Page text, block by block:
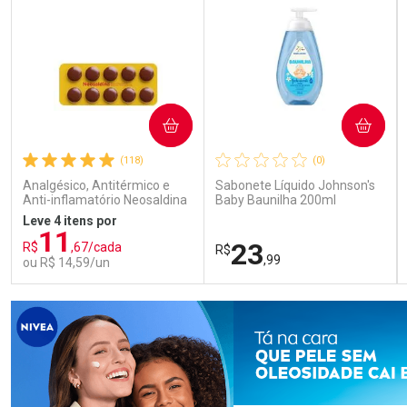
(118)
Analgésico, Antitérmico e
Anti-inflamatório Neosaldina
30mg + 300mg + 30mg 10
Drágeas
Leve 4 itens por
R$11 ,67/cada
ou R$ 14,59/un
COMPRAR
FECHAR
Laboratório
FECHAR
Por Menos
(0)
Sabonete Líquido Johnson's
Baby Baunilha 200ml
R$23,99
COMPRAR
Laboratório
Por Menos